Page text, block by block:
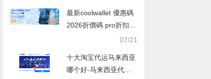
有可愛據點
最新coolwallet 優惠碼
2026折價碼 pro折扣
碼,88折,香港,臺灣購買
07/21
十大淘宝代运马来西亚
哪个好-马来西亚代运